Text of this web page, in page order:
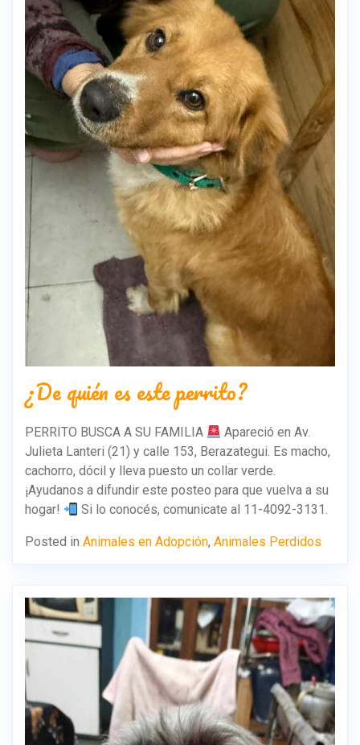
¿De quién es este perrito?
PERRITO BUSCA A SU FAMILIA
Apareció en Av.
Julieta Lanteri (21) y calle 153, Berazategui. Es macho,
cachorro, dócil y lleva puesto un collar verde.
¡Ayudanos a difundir este posteo para que vuelva a su
hogar!
Si lo conocés, comunicate al 11-4092-3131.
Posted in Animales en Adopción, Animales Perdidos